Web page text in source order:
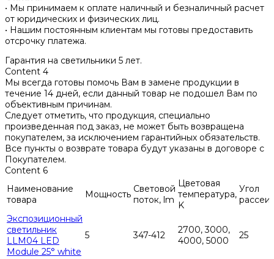
• Мы принимаем к оплате наличный и безналичный расчет
от юридических и физических лиц.
• Нашим постоянным клиентам мы готовы предоставить
отсрочку платежа.
Гарантия на светильники 5 лет.
Content 4
Мы всегда готовы помочь Вам в замене продукции в
течение 14 дней, если данный товар не подошел Вам по
объективным причинам.
Следует отметить, что продукция, специально
произведенная под заказ, не может быть возвращена
покупателем, за исключением гарантийных обязательств.
Все пункты о возврате товара будут указаны в договоре с
Покупателем.
Content 6
Наименование
товара
Мощность Световой
поток, lm
Цветовая
температура,
K
Угол
Экспозиционный
светильник
LLM04 LED
Module 25° white
5 347-412
2700, 3000,
4000, 5000
25